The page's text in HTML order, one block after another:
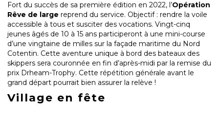
Fort du succès de sa première édition en 2022, l’Opération
Rêve de large reprend du service. Objectif : rendre la voile
accessible à tous et susciter des vocations. Vingt-cinq
jeunes âgés de 10 à 15 ans participeront à une mini-course
d’une vingtaine de milles sur la façade maritime du Nord
Cotentin. Cette aventure unique à bord des bateaux des
skippers sera couronnée en fin d’après-midi par la remise du
prix Drheam-Trophy. Cette répétition générale avant le
grand départ pourrait bien assurer la relève !
Village en fête